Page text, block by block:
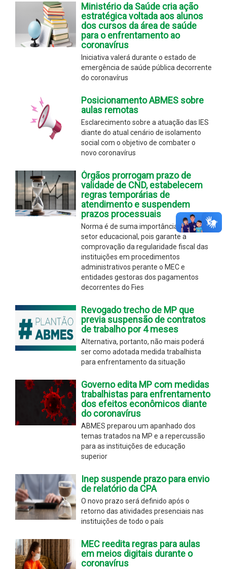
Ministério da Saúde cria ação
estratégica voltada aos alunos
dos cursos da área de saúde
para o enfrentamento ao
coronavírus
Iniciativa valerá durante o estado de
emergência de saúde pública decorrente
do coronavírus
Posicionamento ABMES sobre
aulas remotas
Esclarecimento sobre a atuação das IES
diante do atual cenário de isolamento
social com o objetivo de combater o
novo coronavírus
Órgãos prorrogam prazo de
validade de CND, estabelecem
regras temporárias de
atendimento e suspendem
prazos processuais
Norma é de suma importância para o
setor educacional, pois garante a
comprovação da regularidade fiscal das
instituições em procedimentos
administrativos perante o MEC e
entidades gestoras dos pagamentos
decorrentes do Fies
Revogado trecho de MP que
previa suspensão de contratos
de trabalho por 4 meses
Alternativa, portanto, não mais poderá
ser como adotada medida trabalhista
para enfrentamento da situação
Governo edita MP com medidas
trabalhistas para enfrentamento
dos efeitos econômicos diante
do coronavírus
ABMES preparou um apanhado dos
temas tratados na MP e a repercussão
para as instituições de educação
superior
Inep suspende prazo para envio
de relatório da CPA
O novo prazo será definido após o
retorno das atividades presenciais nas
instituições de todo o país
MEC reedita regras para aulas
em meios digitais durante o
coronavírus